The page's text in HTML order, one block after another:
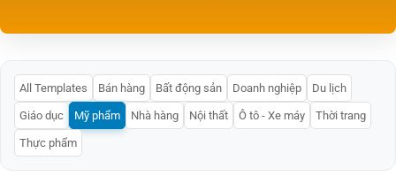
All Templates Bán hàng Bất động sản Doanh nghiệp Du lịch
Giáo dục Mỹ phẩm Nhà hàng Nội thất Ô tô - Xe máy Thời trang
Thực phẩm